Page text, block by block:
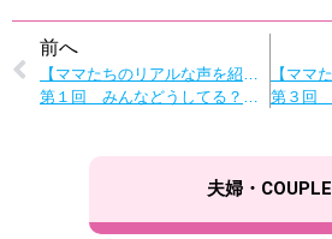
前へ
【ママたちのリアルな声を紹介！家事・育児の悩みはこうして解決】
第１回 みんなどうしてる？「名もなき家事」上手な分担法
第３回 子供が小
夫婦・COUPLE